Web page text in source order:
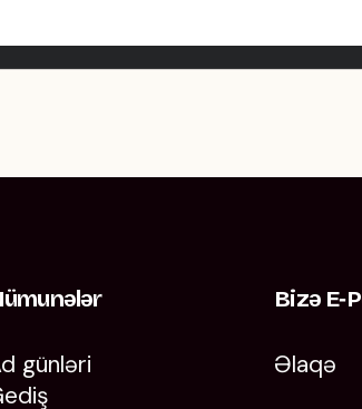
günləri
Bizə
Əlaqə